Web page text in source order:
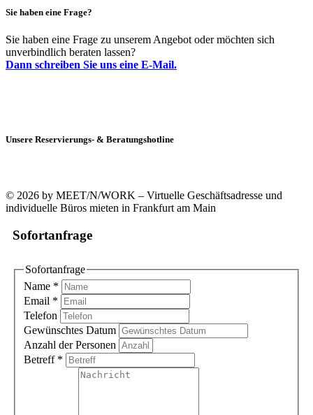
Sie haben eine Frage?
Sie haben eine Frage zu unserem Angebot oder möchten sich
unverbindlich beraten lassen?
Dann schreiben Sie uns eine E-Mail.
Unsere Reservierungs- & Beratungshotline
© 2026 by MEET/N/WORK – Virtuelle Geschäftsadresse und
individuelle Büros mieten in Frankfurt am Main
Sofortanfrage
Sofortanfrage
Name *
Email *
Telefon
Gewünschtes Datum
Anzahl der Personen
Betreff *